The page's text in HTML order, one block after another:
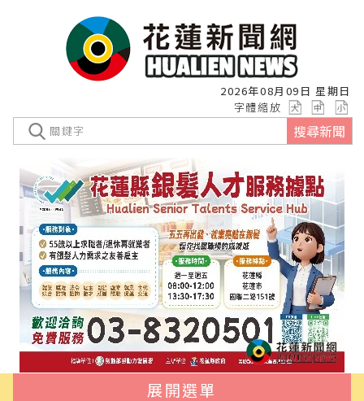
2026年08月09日 星期日
字體縮放
搜尋新聞
展開選單